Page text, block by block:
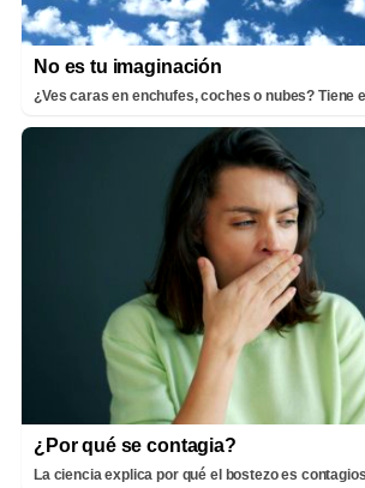
No es tu imaginación
¿Ves caras en enchufes, coches o nubes? Tiene
¿Por qué se contagia?
La ciencia explica por qué el bostezo es